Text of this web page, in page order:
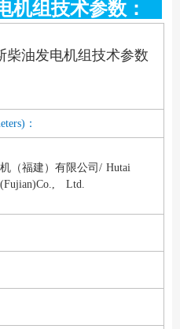
机组技术参数：
柴油发电机组技术参数
：
（福建）有限公司/ Hutai
Ltd.